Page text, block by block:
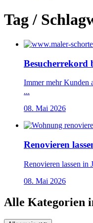
Tag /
Besucherrekord
Immer mehr Kunden
...
08. Mai 2026
Renovieren
Renovieren lassen in
08. Mai 2026
Alle Kategorien